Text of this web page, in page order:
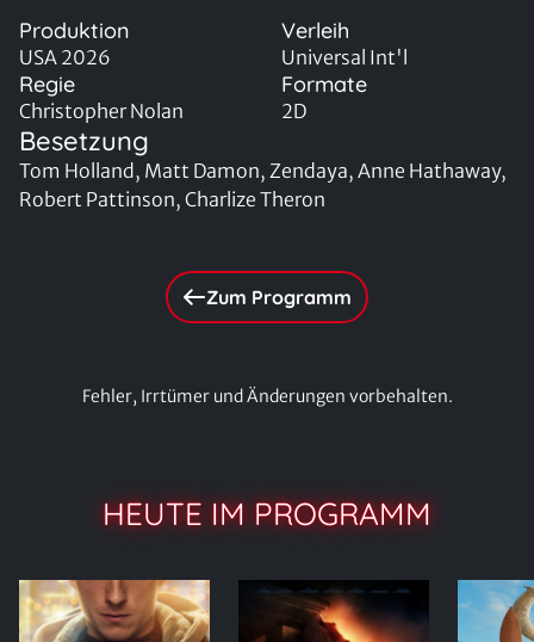
Produktion
USA 2026
Verleih
Universal Int'l
Regie
Christopher Nolan
Formate
2D
Besetzung
Tom Holland, Matt Damon, Zendaya, Anne Hathaway,
Robert Pattinson, Charlize Theron
Zum Programm
Fehler, Irrtümer und Änderungen vorbehalten.
HEUTE IM PROGRAMM